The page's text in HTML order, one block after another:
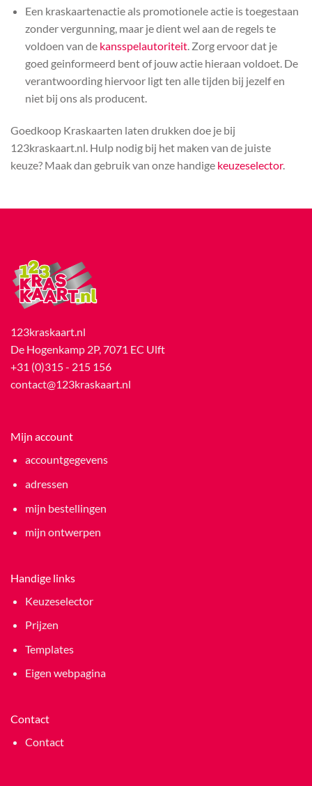
Een kraskaartenactie als promotionele actie is toegestaan
zonder vergunning, maar je dient wel aan de regels te
voldoen van de kansspelautoriteit. Zorg ervoor dat je
goed geinformeerd bent of jouw actie hieraan voldoet. De
verantwoording hiervoor ligt ten alle tijden bij jezelf en
niet bij ons als producent.
Goedkoop Kraskaarten laten drukken doe je bij
123kraskaart.nl. Hulp nodig bij het maken van de juiste
keuze? Maak dan gebruik van onze handige keuzeselector.
123kraskaart.nl
De Hogenkamp 2P, 7071 EC Ulft
+31 (0)315 - 215 156
contact@123kraskaart.nl
Mijn account
accountgegevens
adressen
mijn bestellingen
mijn ontwerpen
Handige links
Keuzeselector
Prijzen
Templates
Eigen webpagina
Contact
Contact